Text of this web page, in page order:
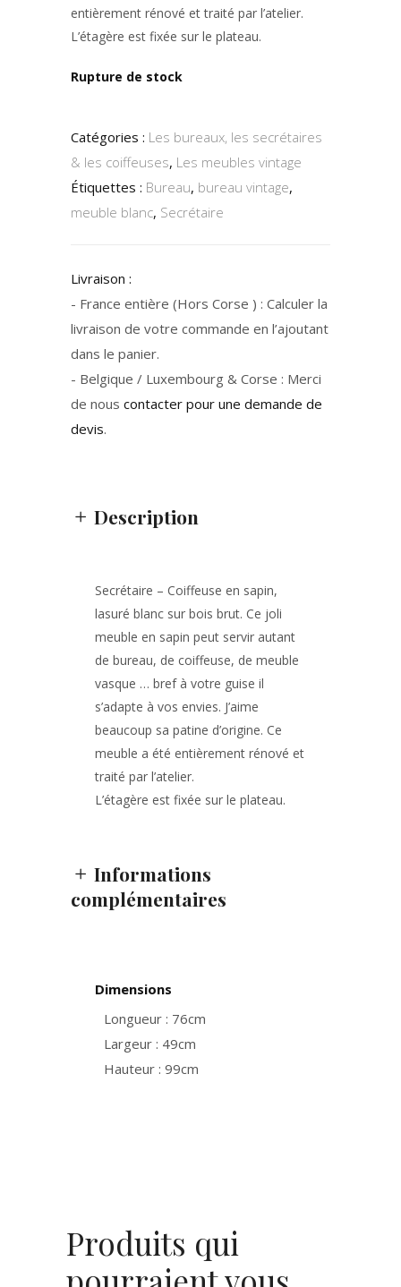
entièrement rénové et traité par l’atelier.
L’étagère est fixée sur le plateau.
Rupture de stock
Catégories : Les bureaux, les secrétaires
& les coiffeuses, Les meubles vintage
Étiquettes : Bureau, bureau vintage,
meuble blanc, Secrétaire
Livraison :
- France entière (Hors Corse ) : Calculer la
livraison de votre commande en l’ajoutant
dans le panier.
- Belgique / Luxembourg & Corse : Merci
de nous contacter pour une demande de
devis.
Description
Secrétaire – Coiffeuse en sapin,
lasuré blanc sur bois brut. Ce joli
meuble en sapin peut servir autant
de bureau, de coiffeuse, de meuble
vasque … bref à votre guise il
s’adapte à vos envies. J’aime
beaucoup sa patine d’origine. Ce
meuble a été entièrement rénové et
traité par l’atelier.
L’étagère est fixée sur le plateau.
Informations
complémentaires
Dimensions
Longueur : 76cm
Largeur : 49cm
Hauteur : 99cm
Produits qui